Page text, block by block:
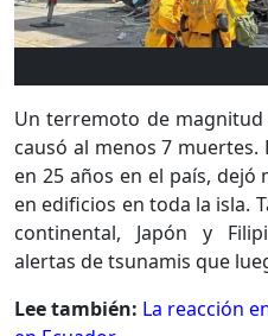
Un terremoto de magnitud
causó al menos 7
en 25 años en el país, dejó
en edificios en toda la isla.
continental, Japón y
alertas de tsunamis que
Lee también: La reacción